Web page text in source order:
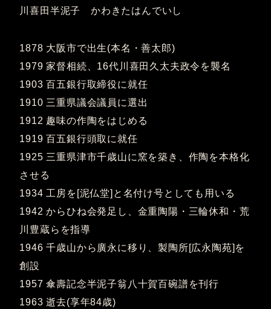
川喜田半泥子 かわきたはんでいし
1878 大阪市で出生(本名・善太郎)
1979 家督相続、16代川喜田久太夫政令を襲名
1903 百五銀行取締役に就任
1910 三重県議会議員に選出
1912 趣味の作陶をはじめる
1919 百五銀行頭取に就任
1925 三重県津市千歳山に窯を築き、作陶を本格化
させる
1934 工房を[泥仏堂]と名付け号としても用いる
1942 からひね会発足し、金重陶陽・三輪休和・荒
川豊蔵らを指導
1946 千歳山から廣永に移り、製陶所[広永陶苑]を
創設
1957 傘壽記念半泥子翁八十賀百碗譜を刊行
1963 逝去(享年84歳)